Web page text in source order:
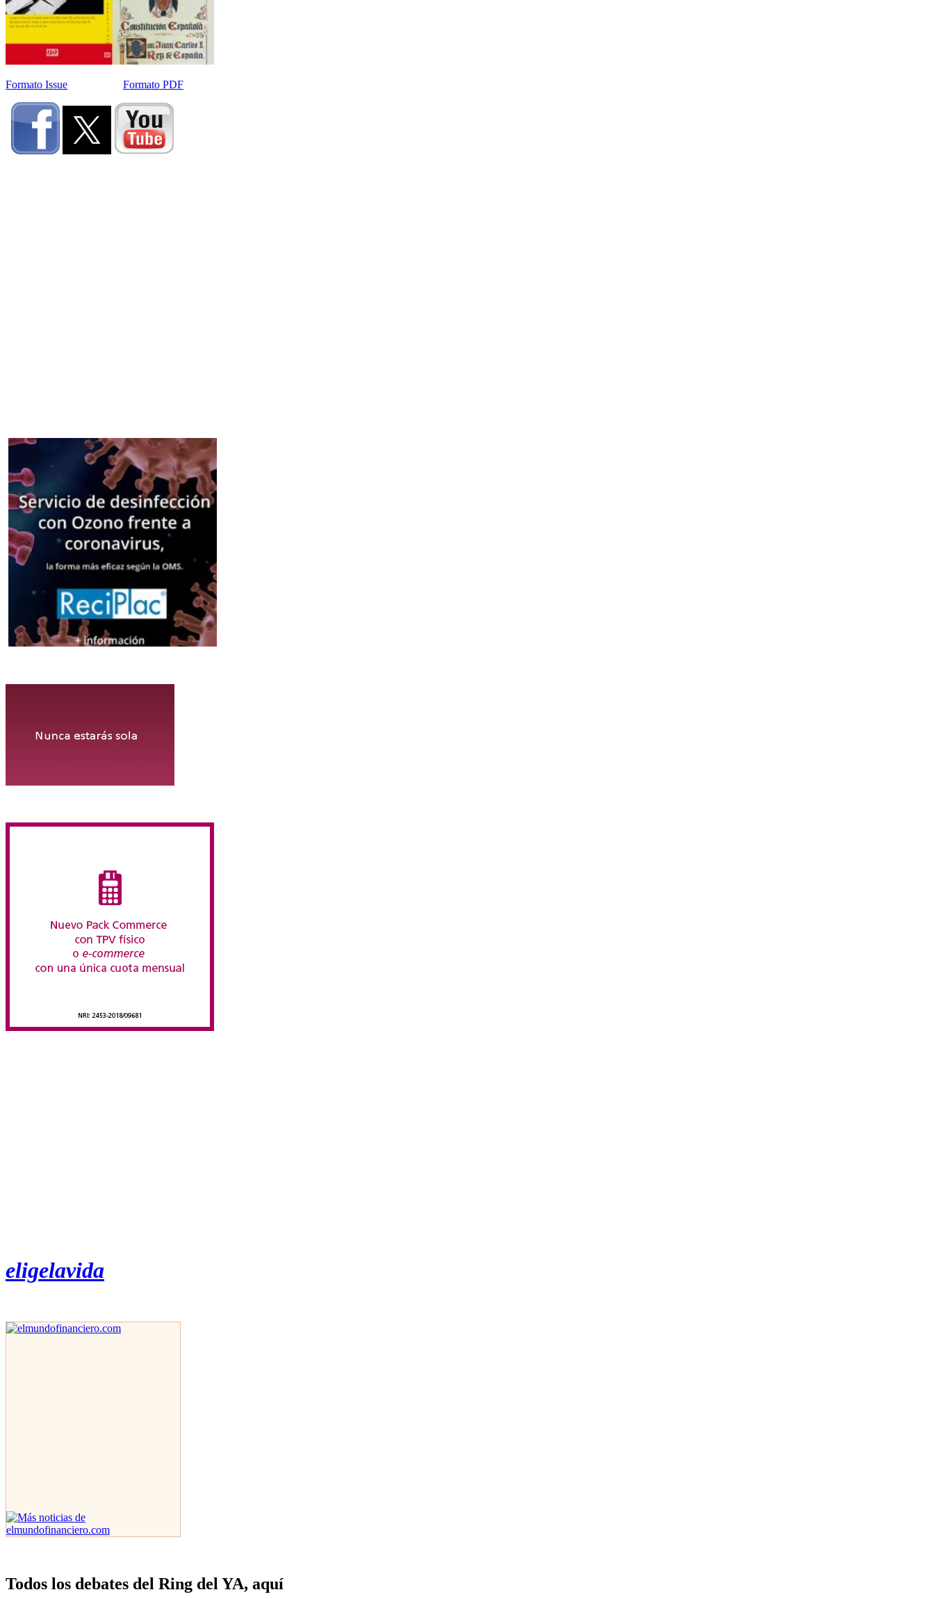
Formato Issue Formato PDF
eligelavida
Todos los debates del Ring del YA, aquí